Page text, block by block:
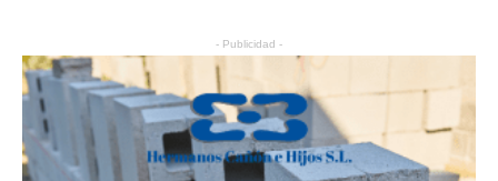
- Publicidad -